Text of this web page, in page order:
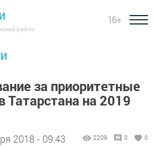
район
16+
за приоритетные
Татарстана на 2019
2018 - 09:43 2209 0 0